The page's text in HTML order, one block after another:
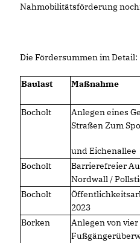
Nahmobilitätsförderung
Die Fördersummen im Detail:
Baulast Maßnahme
Bocholt
Anlegen eines
Straßen Zum
und Eichenallee
Bocholt
Barrierefreier
Nordwall /
Bocholt
2023
Borken
Anlegen von vier